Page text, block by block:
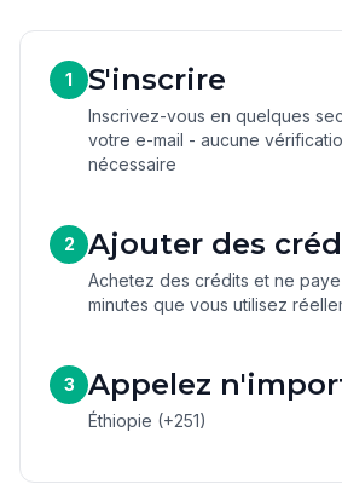
1 S'inscrire
Inscrivez-vous en quelques
votre e-mail - aucune
nécessaire
2 Ajouter des
Achetez des crédits et ne
minutes que vous utilisez
3 Appelez
Éthiopie (+251)